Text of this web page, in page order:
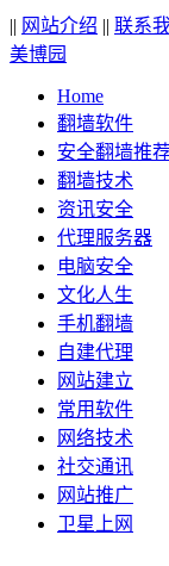
|| 网站介绍 || 联系我
美博园
Home
翻墙软件
安全翻墙推
翻墙技术
资讯安全
代理服务器
电脑安全
文化人生
手机翻墙
自建代理
网站建立
常用软件
网络技术
社交通讯
网站推广
卫星上网